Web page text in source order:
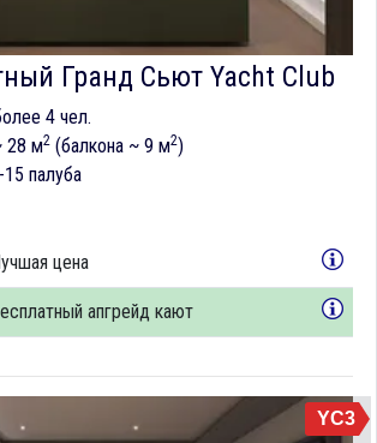
Гранд Сьют Yacht Club
4 чел.
28 м2 (балкона ~ 9 м2)
15 палуба
цена
апгрейд кают
YC3